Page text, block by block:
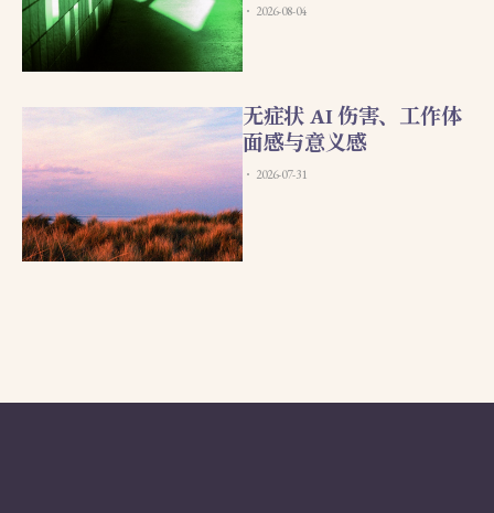
2026-08-04
无症状 AI 伤害、工作体
面感与意义感
2026-07-31